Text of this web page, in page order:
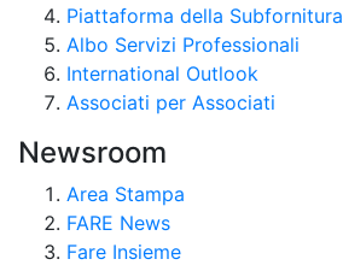
Piattaforma della Subfornitura
Albo Servizi Professionali
International Outlook
Associati per Associati
Newsroom
Area Stampa
FARE News
Fare Insieme